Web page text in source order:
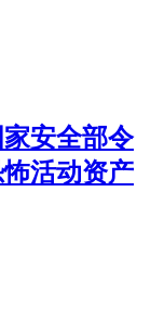
安全部令
怖活动资产